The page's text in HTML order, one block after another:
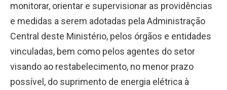
monitorar, orientar e supervisionar as providências
e medidas a serem adotadas pela Administração
Central deste Ministério, pelos órgãos e entidades
vinculadas, bem como pelos agentes do setor
visando ao restabelecimento, no menor prazo
possível, do suprimento de energia elétrica à